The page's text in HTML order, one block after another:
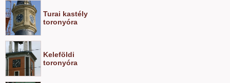
Turai kastély
toronyóra
Keleföldi
toronyóra